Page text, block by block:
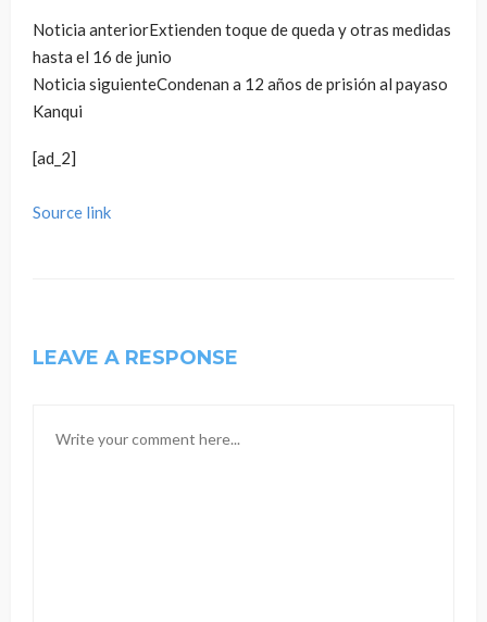
Noticia anteriorExtienden toque de queda y otras medidas
hasta el 16 de junio
Noticia siguienteCondenan a 12 años de prisión al payaso
Kanqui
[ad_2]
Source link
LEAVE A RESPONSE